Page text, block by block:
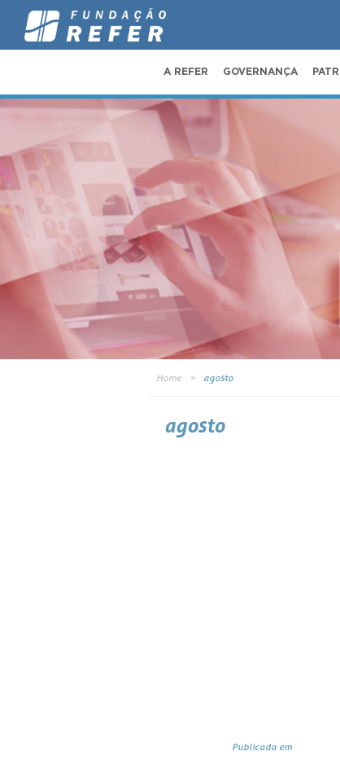
A REFER GOVERNANÇA
Home agosto
agosto
Publicada em